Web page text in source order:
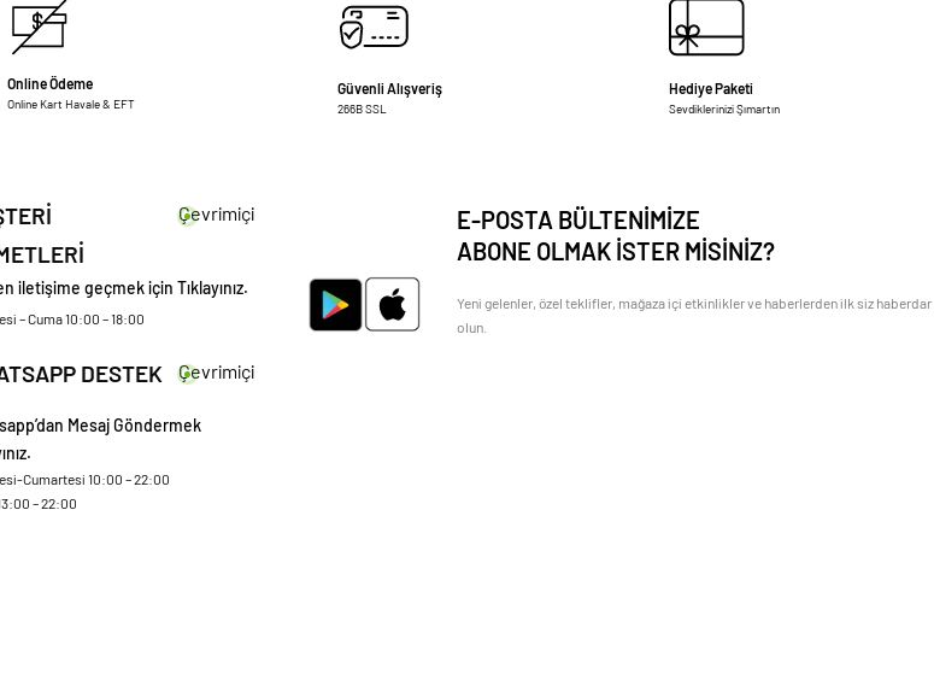
Online Ödeme
Online Kart Havale & EFT
Güvenli Alışveriş
266B SSL
Hediye Paketi
Sevdiklerinizi Şımartın
Çevrimiçi
iletişime geçmek için Tıklayınız.
– Cuma 10:00 – 18:00
DESTEK Çevrimiçi
Mesaj Göndermek
Cumartesi 10:00 – 22:00
– 22:00
E-POSTA BÜLTENİMİZE
ABONE OLMAK İSTER MİSİNİZ?
Yeni gelenler, özel teklifler, mağaza içi etkinlikler ve haberlerden ilk siz haberdar
olun.